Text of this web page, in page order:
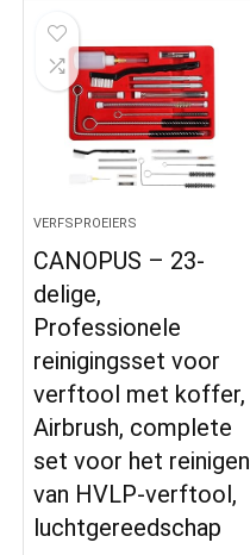
VERFSPROEIERS
CANOPUS – 23-
delige,
Professionele
reinigingsset voor
verftool met koffer,
Airbrush, complete
set voor het reinigen
van HVLP-verftool,
luchtgereedschap